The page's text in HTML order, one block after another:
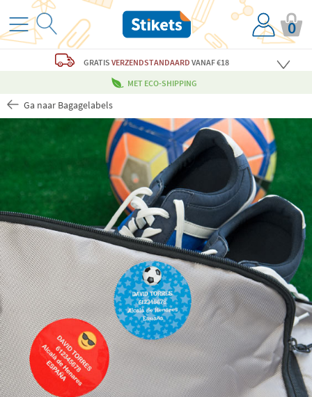
0
GRATIS VERZENDSTANDAARD VANAF €18
MET ECO-SHIPPING
Ga naar Bagagelabels